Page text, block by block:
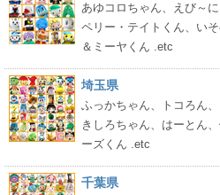
あゆコロちゃん、えび～
ペリー・テイトくん、い
＆ミーヤくん .etc
埼玉県
ふっかちゃん、トコろん
きしろちゃん、はーとん
ーズくん .etc
千葉県